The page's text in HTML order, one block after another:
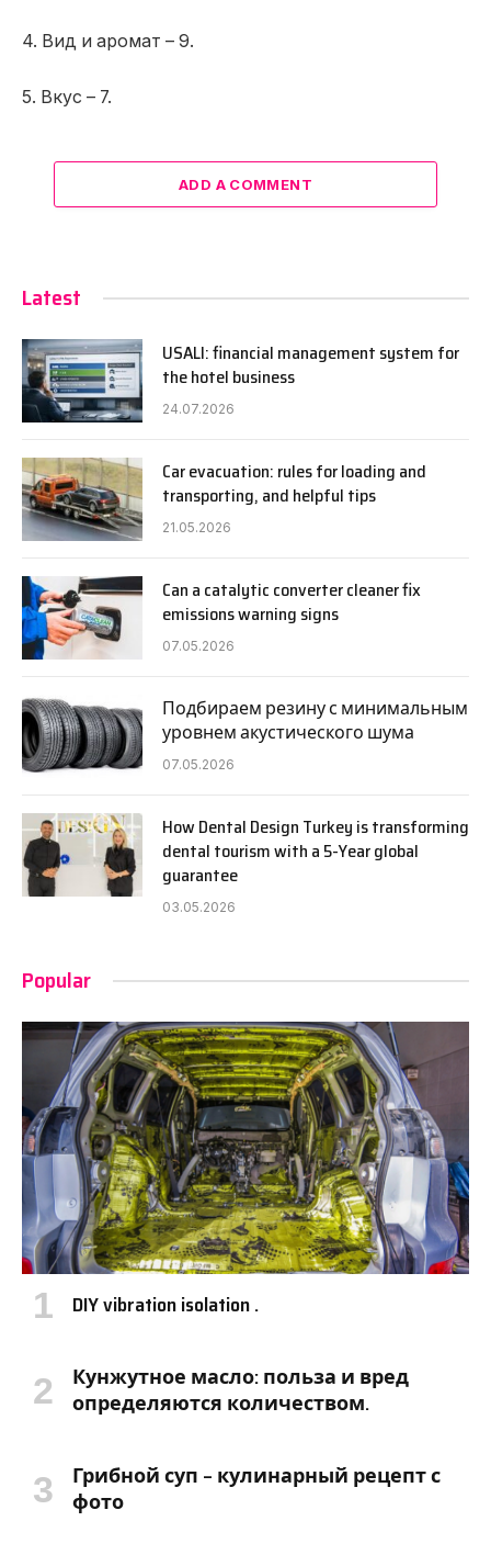
4. Вид и аромат – 9.
5. Вкус – 7.
ADD A COMMENT
Latest
USALI: financial management system for
the hotel business
24.07.2026
Car evacuation: rules for loading and
transporting, and helpful tips
21.05.2026
Can a catalytic converter cleaner fix
emissions warning signs
07.05.2026
Подбираем резину с минимальным
уровнем акустического шума
07.05.2026
How Dental Design Turkey is transforming
dental tourism with a 5-Year global
guarantee
03.05.2026
Popular
DIY vibration isolation .
Кунжутное масло: польза и вред
определяются количеством.
Грибной суп – кулинарный рецепт с
фото